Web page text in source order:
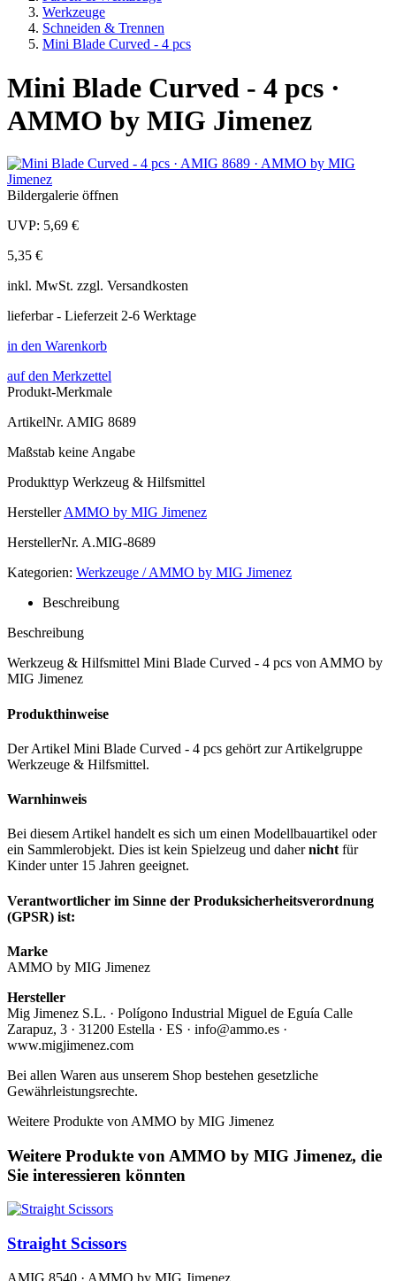
Werkzeuge
Schneiden & Trennen
Mini Blade Curved - 4 pcs
Mini Blade Curved - 4 pcs ·
AMMO by MIG Jimenez
Bildergalerie öffnen
UVP: 5,69 €
5,35 €
inkl. MwSt. zzgl. Versandkosten
lieferbar - Lieferzeit 2-6 Werktage
in den Warenkorb
auf den Merkzettel
Produkt-Merkmale
ArtikelNr. AMIG 8689
Maßstab keine Angabe
Produkttyp Werkzeug & Hilfsmittel
Hersteller AMMO by MIG Jimenez
HerstellerNr. A.MIG-8689
Kategorien: Werkzeuge / AMMO by MIG Jimenez
Beschreibung
Beschreibung
Werkzeug & Hilfsmittel Mini Blade Curved - 4 pcs von AMMO by
MIG Jimenez
Produkthinweise
Der Artikel Mini Blade Curved - 4 pcs gehört zur Artikelgruppe
Werkzeuge & Hilfsmittel.
Warnhinweis
Bei diesem Artikel handelt es sich um einen Modellbauartikel oder
ein Sammlerobjekt. Dies ist kein Spielzeug und dahernicht für
Kinder unter 15 Jahren geeignet.
Verantwortlicher im Sinne der Produksicherheitsverordnung
(GPSR) ist:
Marke
AMMO by MIG Jimenez
Hersteller
Mig Jimenez S.L. · Polígono Industrial Miguel de Eguía Calle
Zarapuz, 3 · 31200 Estella · ES · info@ammo.es ·
www.migjimenez.com
Bei allen Waren aus unserem Shop bestehen gesetzliche
Gewährleistungsrechte.
Weitere Produkte von AMMO by MIG Jimenez
Weitere Produkte von AMMO by MIG Jimenez, die
Sie interessieren könnten
Straight Scissors
AMIG 8540 · AMMO by MIG Jimenez